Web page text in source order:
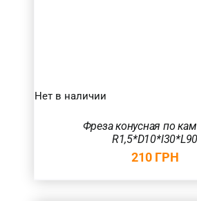
Нет в наличии
Фреза конусная по
R1,5*D10*l30*L90
210 ГРН